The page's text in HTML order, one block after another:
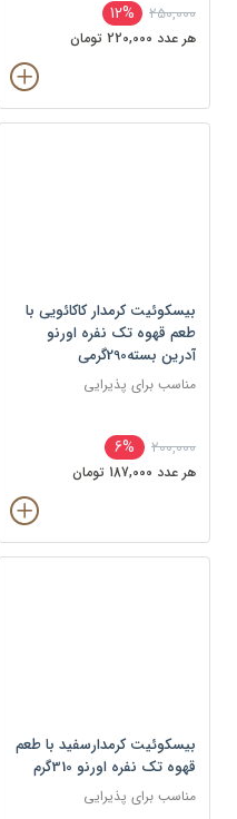
250,000
12%
هر عدد 220,000 تومان
بیسکوئیت کرمدار کاکائویی با
طعم قهوه تک نفره اورنو
آدرین بسته290گرمی
مناسب برای پذیرایی
200,000
6%
هر عدد 187,000 تومان
بیسکوئیت کرمدارسفید با طعم
قهوه تک نفره اورنو 310گرم
مناسب برای پذیرایی